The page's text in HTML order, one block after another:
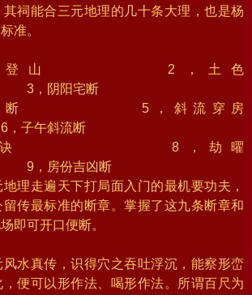
祠能合三元地理的几十条大理，也是杨
准。
不登山 2，土色
阳宅断
位断 5，斜流穿房
斜流断
断诀 8，劫曜
吉凶断
理走遍天下打局面入门的最机要功夫，
传最标准的断章。掌握了这九条断章和
即可开口便断。
真传，识得穴之吞吐浮沉，能察形峦
便可以形作法、喝形作法。所谓百尺为